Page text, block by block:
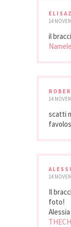
14
il
14
scatti
14
Il
foto!
Alessia